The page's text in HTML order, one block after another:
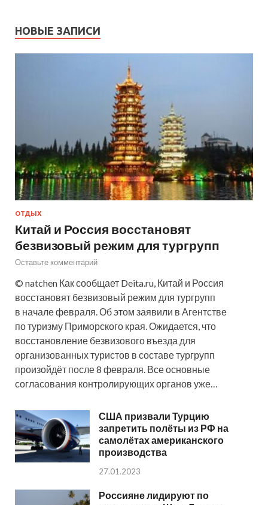
НОВЫЕ ЗАПИСИ
ОТДЫХ
Китай и Россия восстановят
безвизовый режим для тургрупп
Оставьте комментарий
© natchen Как сообщает Deita.ru, Китай и Россия
восстановят безвизовый режим для тургрупп
в начале февраля. Об этом заявили в Агентстве
по туризму Приморского края. Ожидается, что
восстановление безвизового въезда для
организованных туристов в составе тургрупп
произойдёт после 8 февраля. Все основные
согласования контролирующих органов уже…
США призвали Турцию
запретить полёты из РФ на
самолётах американского
производства
27.01.2023
Россияне лидируют по